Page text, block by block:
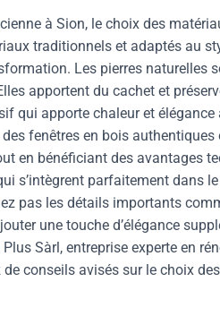
à Sion, le choix des
traditionnels et adaptés au
Les pierres naturelles
apportent du cachet et
qui apporte chaleur et élégance
fenêtres en bois
en bénéficiant des avantages
s’intègrent parfaitement dans
pas les détails importants
une touche d’élégance
Sàrl, entreprise experte en
conseils avisés sur le choix